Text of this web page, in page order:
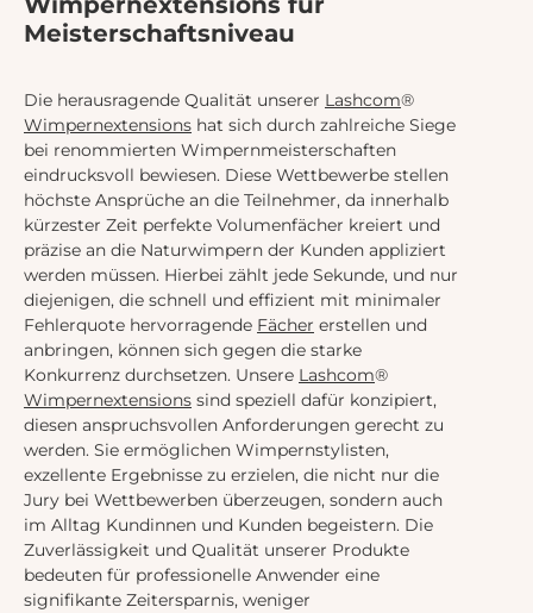
Meisterschaftsniveau
Die herausragende Qualität unserer Lashcom®
Wimpernextensions hat sich durch zahlreiche Siege
bei renommierten Wimpernmeisterschaften
eindrucksvoll bewiesen. Diese Wettbewerbe stellen
höchste Ansprüche an die Teilnehmer, da innerhalb
kürzester Zeit perfekte Volumenfächer kreiert und
präzise an die Naturwimpern der Kunden appliziert
werden müssen. Hierbei zählt jede Sekunde, und nur
diejenigen, die schnell und effizient mit minimaler
Fehlerquote hervorragende Fächer erstellen und
anbringen, können sich gegen die starke
Konkurrenz durchsetzen. Unsere Lashcom®
Wimpernextensions sind speziell dafür konzipiert,
diesen anspruchsvollen Anforderungen gerecht zu
werden. Sie ermöglichen Wimpernstylisten,
exzellente Ergebnisse zu erzielen, die nicht nur die
Jury bei Wettbewerben überzeugen, sondern auch
im Alltag Kundinnen und Kunden begeistern. Die
Zuverlässigkeit und Qualität unserer Produkte
bedeuten für professionelle Anwender eine
signifikante Zeitersparnis, weniger